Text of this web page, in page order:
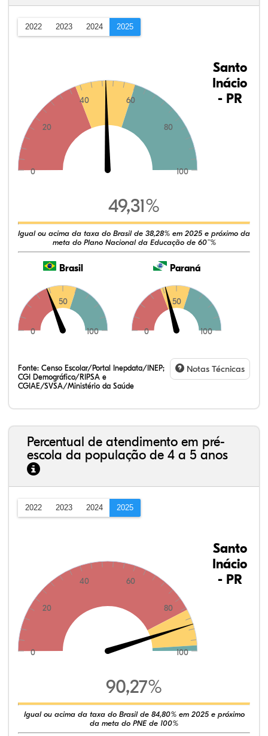
2022 2023 2024 2025
0
20
40 60
80
100
Santo
Inácio
- PR
49,31%
Igual ou acima da taxa do Brasil de 38,28% em 2025 e próximo da
meta do Plano Nacional da Educação de 60¨%
Brasil
0
50
100
Paraná
0
50
100
Fonte: Censo Escolar/Portal Inepdata/INEP;
CGI Demográfico/RIPSA e
CGIAE/SVSA/Ministério da Saúde
Notas Técnicas
Percentual de atendimento em pré-
escola da população de 4 a 5 anos
2022 2023 2024 2025
0
20
40 60
80
100
Santo
Inácio
- PR
90,27%
Igual ou acima da taxa do Brasil de 84,80% em 2025 e próximo
da meta do PNE de 100%